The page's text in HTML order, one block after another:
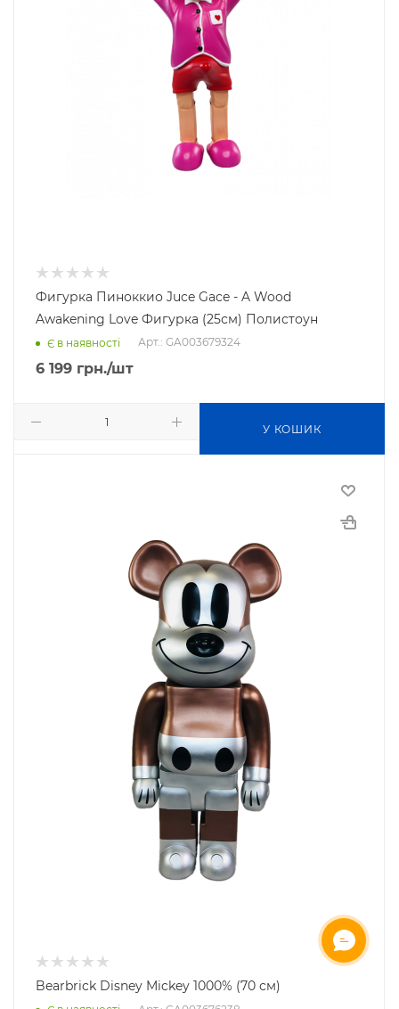
Фигурка Пиноккио Juce Gace - A Wood
Awakening Love Фигурка (25см) Полистоун
Є в наявності Арт.: GA003679324
6 199 грн./шт
У КОШИК
Bearbrick Disney Mickey 1000% (70 см)
ОНЛАЙН ЧАТ